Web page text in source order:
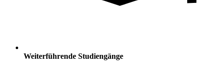
Weiterführende Studiengänge